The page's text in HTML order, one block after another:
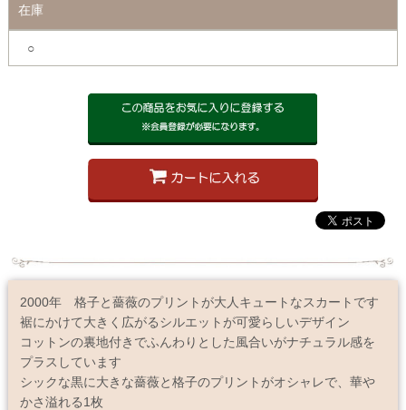
在庫
○
2000年 格子と薔薇のプリントが大人キュートなスカートです
裾にかけて大きく広がるシルエットが可愛らしいデザイン
コットンの裏地付きでふんわりとした風合いがナチュラル感を
プラスしています
シックな黒に大きな薔薇と格子のプリントがオシャレで、華や
かさ溢れる1枚